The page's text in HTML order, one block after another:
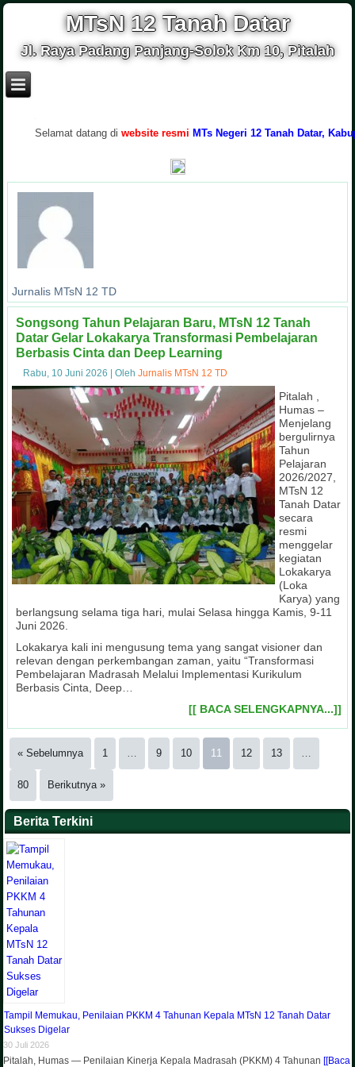
MTsN 12 Tanah Datar
Jl. Raya Padang Panjang-Solok Km 10, Pitalah
Selamat datang diwebsite resmi MTs Negeri 12 Tanah Datar,
Jurnalis MTsN 12 TD
Songsong Tahun Pelajaran Baru, MTsN 12 Tanah
Datar Gelar Lokakarya Transformasi Pembelajaran
Berbasis Cinta dan Deep Learning
Rabu, 10 Juni 2026 |Oleh Jurnalis MTsN 12 TD
Pitalah ,
Humas –
Menjelang
bergulirnya
Tahun
Pelajaran
2026/2027,
MTsN 12
Tanah Datar
secara
resmi
menggelar
kegiatan
Lokakarya
(Loka
Karya) yang
berlangsung selama tiga hari, mulai Selasa hingga Kamis, 9-11
Juni 2026.
Lokakarya kali ini mengusung tema yang sangat visioner dan
relevan dengan perkembangan zaman, yaitu “Transformasi
Pembelajaran Madrasah Melalui Implementasi Kurikulum
Berbasis Cinta, Deep…
[[ BACA SELENGKAPNYA...]]
« Sebelumnya 1 9 10 11 12 13
80 Berikutnya »
Berita Terkini
Tampil Memukau, Penilaian PKKM 4 Tahunan Kepala MTsN 12 Tanah Datar
Sukses Digelar
30 Juli 2026
Pitalah, Humas — Penilaian Kinerja Kepala Madrasah (PKKM) 4 Tahunan[[Baca